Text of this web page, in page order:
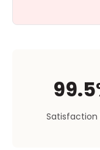
Satisfaction